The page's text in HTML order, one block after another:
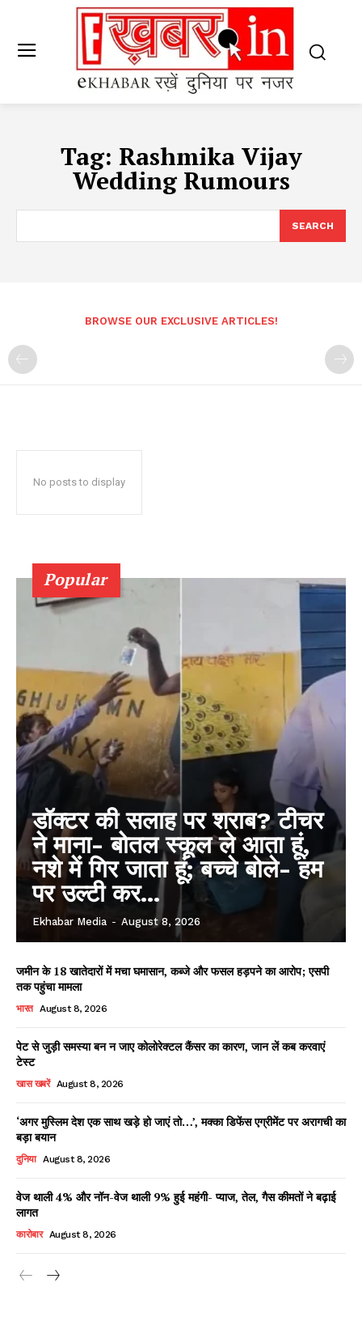
Tag: Rashmika Vijay
Wedding Rumours
SEARCH
BROWSE OUR EXCLUSIVE ARTICLES!
No posts to display
Popular
डॉक्टर की सलाह पर शराब? टीचर
ने माना- बोतल स्कूल ले आता हूं,
नशे में गिर जाता हूं; बच्चे बोले- हम
पर उल्टी कर...
Ekhabar Media - August 8, 2026
जमीन के 18 खातेदारों में मचा घमासान, कब्जे और फसल हड़पने का आरोप; एसपी
तक पहुंचा मामला
भारत August 8, 2026
पेट से जुड़ी समस्या बन न जाए कोलोरेक्टल कैंसर का कारण, जान लें कब करवाएं
टेस्ट
खास खबरें August 8, 2026
‘अगर मुस्लिम देश एक साथ खड़े हो जाएं तो…’, मक्का डिफेंस एग्रीमेंट पर अरागची का
बड़ा बयान
दुनिया August 8, 2026
वेज थाली 4% और नॉन-वेज थाली 9% हुई महंगी- प्याज, तेल, गैस कीमतों ने बढ़ाई
लागत
कारोबार August 8, 2026